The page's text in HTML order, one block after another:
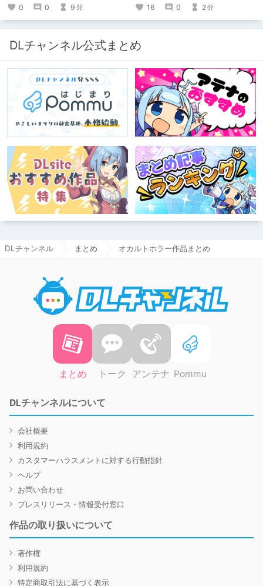
0
0 9 分
16
0 2分
DLチャンネル公式まとめ
DLチャンネル まとめ オカルトホラー作品まとめ
まとめ トーク アンテナ Pommu
DLチャンネルについて
会社概要
利用規約
カスタマーハラスメントに対する行動指針
ヘルプ
お問い合わせ
プレスリリース・情報受付窓口
作品の取り扱いについて
著作権
利用規約
特定商取引法に基づく表示